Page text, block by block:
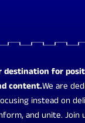
destination for
content.We are
instead on
and unite. Join